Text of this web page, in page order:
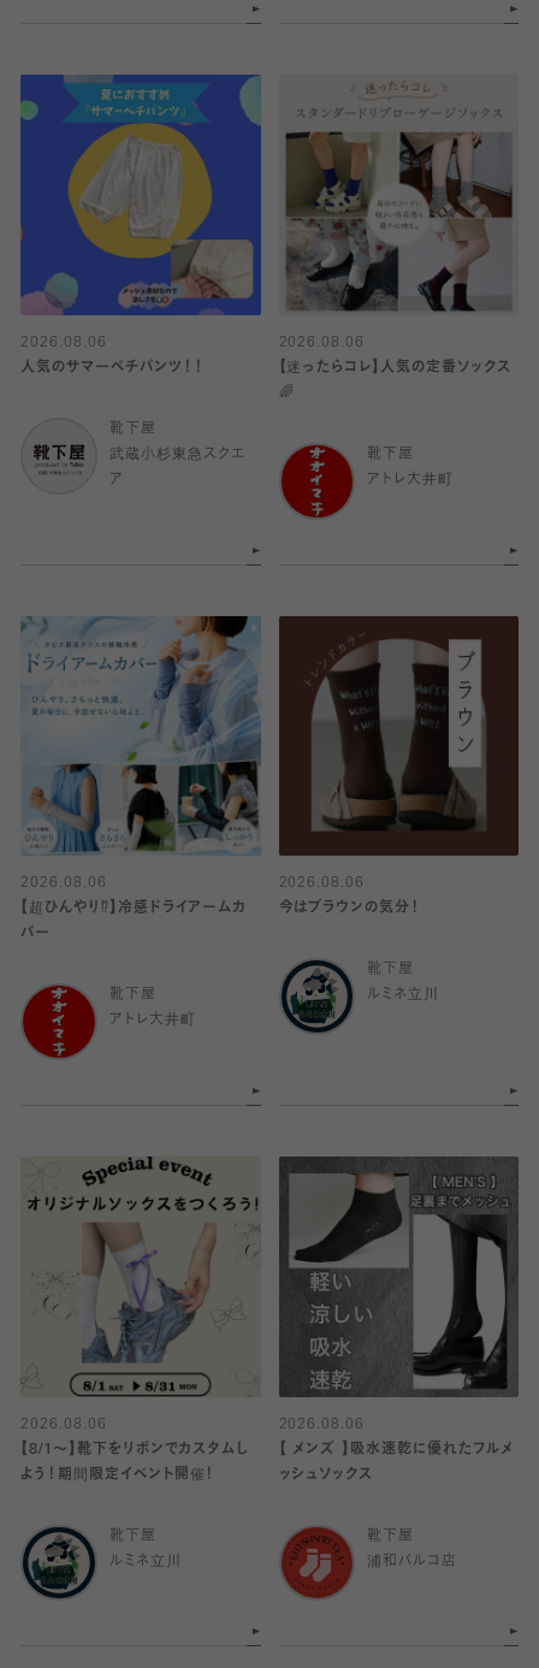
2026.08.06
人気のサマーペチパンツ！！
靴下屋
武蔵小杉東急スクエ
ア
2026.08.06
【迷ったらコレ】人気の定番ソックス
🌈
靴下屋
アトレ大井町
2026.08.06
【超ひんやり⁉︎】冷感ドライアームカ
バー
靴下屋
アトレ大井町
2026.08.06
今はブラウンの気分！
靴下屋
ルミネ立川
2026.08.06
【8/1〜】靴下をリボンでカスタムし
よう！期間限定イベント開催！
靴下屋
ルミネ立川
2026.08.06
【 メンズ 】吸水速乾に優れたフルメ
ッシュソックス
靴下屋
浦和パルコ店